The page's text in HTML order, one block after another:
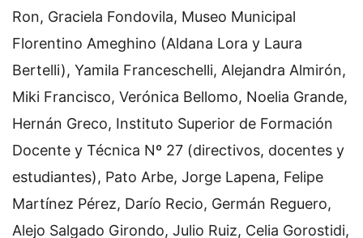
Ron, Graciela Fondovila, Museo Municipal
Florentino Ameghino (Aldana Lora y Laura
Bertelli), Yamila Franceschelli, Alejandra Almirón,
Miki Francisco, Verónica Bellomo, Noelia Grande,
Hernán Greco, Instituto Superior de Formación
Docente y Técnica Nº 27 (directivos, docentes y
estudiantes), Pato Arbe, Jorge Lapena, Felipe
Martínez Pérez, Darío Recio, Germán Reguero,
Alejo Salgado Girondo, Julio Ruiz, Celia Gorostidi,